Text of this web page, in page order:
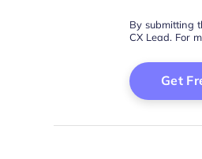
By submitting
CX Lead. For